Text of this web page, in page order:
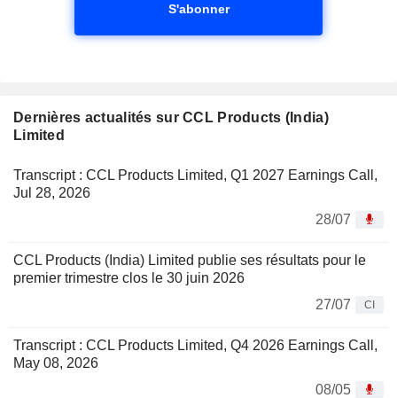
S'abonner
Dernières actualités sur CCL Products (India)
Limited
Transcript : CCL Products Limited, Q1 2027 Earnings Call,
Jul 28, 2026
28/07
CCL Products (India) Limited publie ses résultats pour le
premier trimestre clos le 30 juin 2026
27/07
CI
Transcript : CCL Products Limited, Q4 2026 Earnings Call,
May 08, 2026
08/05